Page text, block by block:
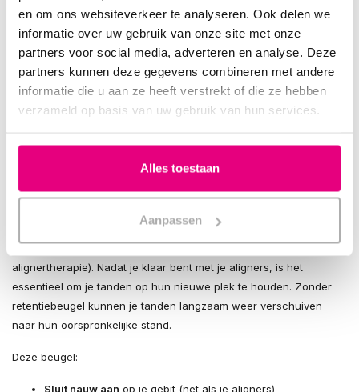
en om ons websiteverkeer te analyseren. Ook delen we
informatie over uw gebruik van onze site met onze
partners voor social media, adverteren en analyse. Deze
partners kunnen deze gegevens combineren met andere
informatie die u aan ze heeft verstrekt of die ze hebben
verzameld op basis van uw gebruik van hun services.
Alles toestaan
Aanpassen
Levensduur
Levertijd: 20–30 dagen na ontvangst van je afdruk
Veelgestelde vragen
Wat is het verschil tussen een nachtbeugel en een
knarsbitje?
Ja, deze op maat gemaakteretentiebeugel
alsretainer na een Invisalign-behandeling(of vergelijkbare
alignertherapie). Nadat je klaar bent met je aligners, is het
essentieel om je tanden op hun nieuwe plek te houden. Zonder
retentiebeugel kunnen je tanden langzaam weer verschuiven
naar hun oorspronkelijke stand.
Deze beugel:
Sluit nauw aan op je gebit (net als je aligners)